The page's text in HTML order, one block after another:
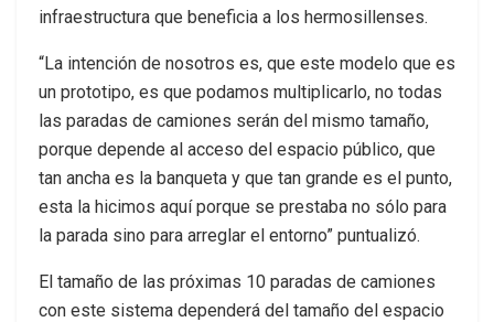
infraestructura que beneficia a los hermosillenses.
“La intención de nosotros es, que este modelo que es
un prototipo, es que podamos multiplicarlo, no todas
las paradas de camiones serán del mismo tamaño,
porque depende al acceso del espacio público, que
tan ancha es la banqueta y que tan grande es el punto,
esta la hicimos aquí porque se prestaba no sólo para
la parada sino para arreglar el entorno” puntualizó.
El tamaño de las próximas 10 paradas de camiones
con este sistema dependerá del tamaño del espacio